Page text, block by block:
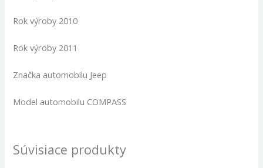
Rok výroby 2010
Rok výroby 2011
Značka automobilu Jeep
Model automobilu COMPASS
Súvisiace produkty